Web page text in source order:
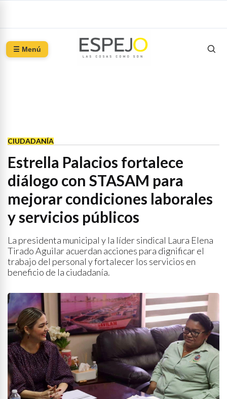
☰ Menú
CIUDADANÍA
Estrella Palacios fortalece
diálogo con STASAM para
mejorar condiciones laborales
y servicios públicos
La presidenta municipal y la líder sindical Laura Elena
Tirado Aguilar acuerdan acciones para dignificar el
trabajo del personal y fortalecer los servicios en
beneficio de la ciudadanía.